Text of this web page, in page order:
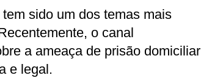
sido um dos temas mais
o canal
a ameaça de prisão domiciliar
e legal.